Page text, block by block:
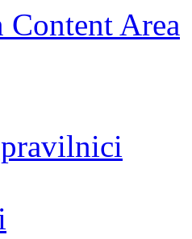
Area